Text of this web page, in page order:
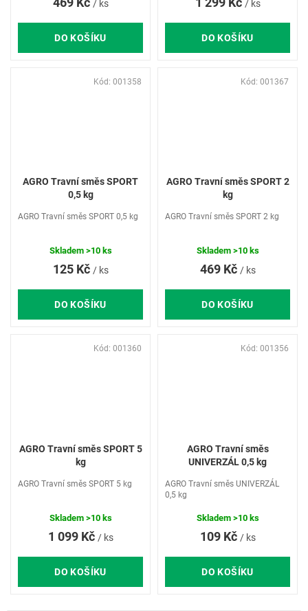
/ ks
DO KOŠÍKU
/ ks
DO KOŠÍKU
AGRO Travní směs SPORT
0,5 kg
125 Kč / ks
DO KOŠÍKU
AGRO Travní směs SPORT 0,5 kg
Skladem >10 ks
Kód: 001358
AGRO Travní směs SPORT 2
kg
469 Kč / ks
DO KOŠÍKU
AGRO Travní směs SPORT 2 kg
Skladem >10 ks
Kód: 001367
AGRO Travní směs SPORT 5
kg
1 099 Kč / ks
DO KOŠÍKU
AGRO Travní směs SPORT 5 kg
Skladem >10 ks
Kód: 001360
AGRO Travní směs
UNIVERZÁL 0,5 kg
109 Kč / ks
DO KOŠÍKU
AGRO Travní směs UNIVERZÁL
0,5 kg
Skladem >10 ks
Kód: 001356